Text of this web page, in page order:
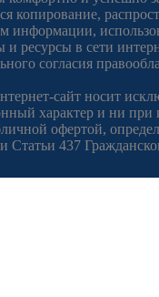
копирование,
информации,
и ресурсы в сети
согласия
сайт носит
характер и ни при
офертой,
Статьи 437